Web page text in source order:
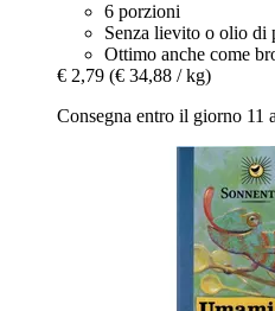
6 porzioni
Senza lievito o olio di
Ottimo anche come
€ 2,79 (€ 34,88 / kg)
Consegna entro il giorno 11